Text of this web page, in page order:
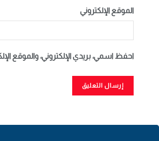
الموقع الإلكتروني
احفظ اسمي، بريدي الإلكتروني، والموقع